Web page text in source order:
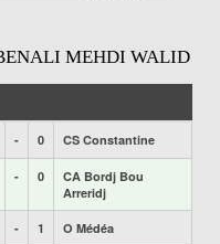
MEHDI WALID
- 0 CS Constantine
- 0
CA Bordj Bou
Arreridj
- 1 O Médéa